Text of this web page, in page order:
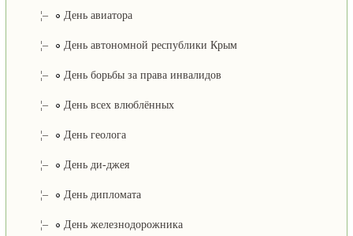
¦– День авиатора
¦– День автономной республики Крым
¦– День борьбы за права инвалидов
¦– День всех влюблённых
¦– День геолога
¦– День ди-джея
¦– День дипломата
¦– День железнодорожника